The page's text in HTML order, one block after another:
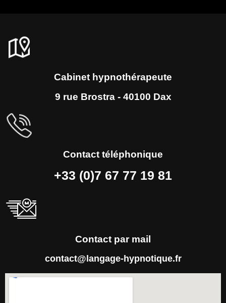
Cabinet hypnothérapeute
9 rue Brostra - 40100 Dax
Contact téléphonique
+33 (0)7 67 77 19 81
Contact par mail
contact@langage-hypnotique.fr